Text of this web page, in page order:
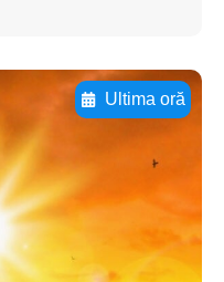
Ultima oră
pentru
aici
aici